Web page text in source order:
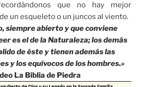
que no hay mejor
un esqueleto o un juncos al viento.
siempre abierto y que conviene
es el de la Naturaleza; los demás
de éste y tienen además las
y los equívocos de los hombres.»
La Biblia de Piedra